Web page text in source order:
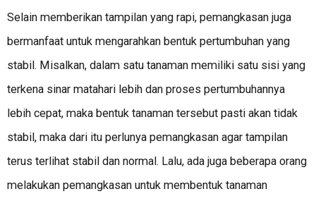
Selain memberikan tampilan yang rapi, pemangkasan juga
bermanfaat untuk mengarahkan bentuk pertumbuhan yang
stabil. Misalkan, dalam satu tanaman memiliki satu sisi yang
terkena sinar matahari lebih dan proses pertumbuhannya
lebih cepat, maka bentuk tanaman tersebut pasti akan tidak
stabil, maka dari itu perlunya pemangkasan agar tampilan
terus terlihat stabil dan normal. Lalu, ada juga beberapa orang
melakukan pemangkasan untuk membentuk tanaman